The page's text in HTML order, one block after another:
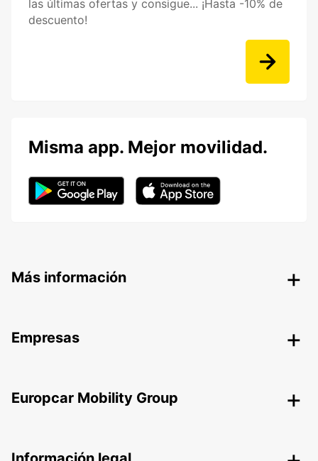
las últimas ofertas y consigue... ¡Hasta -10% de
descuento!
Misma app. Mejor movilidad.
Más información
Empresas
Europcar Mobility Group